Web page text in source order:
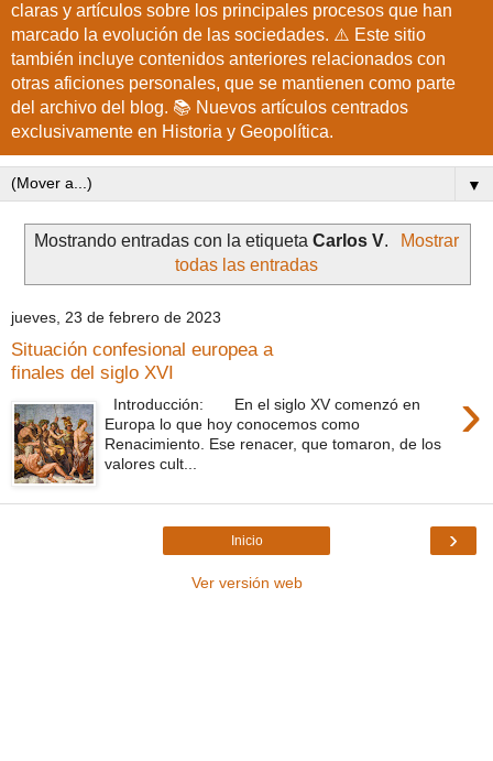
claras y artículos sobre los principales procesos que han
marcado la evolución de las sociedades. ⚠️ Este sitio
también incluye contenidos anteriores relacionados con
otras aficiones personales, que se mantienen como parte
del archivo del blog. 📚 Nuevos artículos centrados
exclusivamente en Historia y Geopolítica.
▼
Mostrando entradas con la etiquetaCarlos V.
Mostrar
todas las entradas
jueves, 23 de febrero de 2023
Situación confesional europea a
finales del siglo XVI
›
Introducción: En el siglo XV comenzó en
Europa lo que hoy conocemos como
Renacimiento. Ese renacer, que tomaron, de los
valores cult...
›
Inicio
Ver versión web